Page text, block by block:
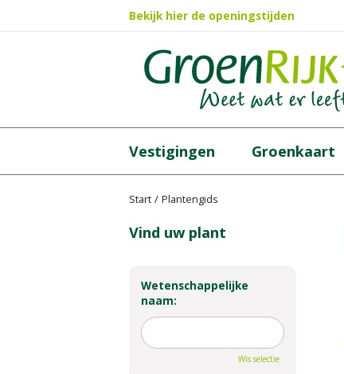
Start Plantengids
Bekijk hier de openingstijden
Vestigingen Groenkaart
Vind uw plant
Wetenschappelijke
naam:
Wis selectie